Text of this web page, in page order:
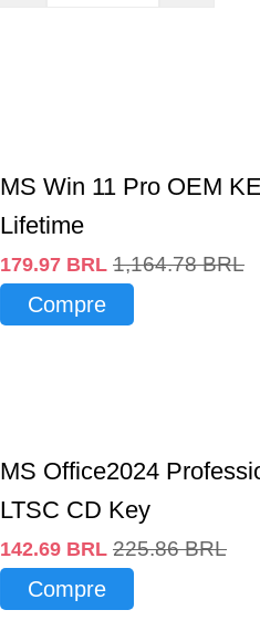
MS Win 11 Pro OEM
Lifetime
179.97 BRL 1,164.78 BRL
Compre
MS Office2024
LTSC CD Key
142.69 BRL 225.86 BRL
Compre